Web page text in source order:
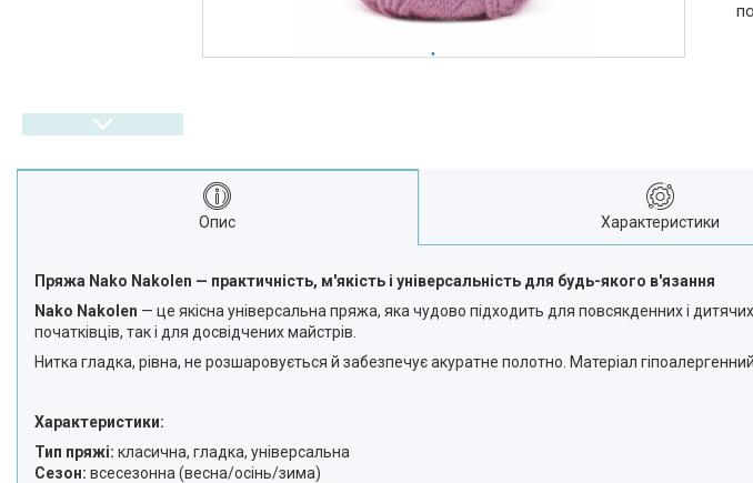
Опис Характеристики
Пряжа Nako Nakolen — практичність, м'якість і універсальність для будь-якого в'язання
Nako Nakolen — це якісна універсальна пряжа, яка чудово підходить для повсякденних і
початківців, так і для досвідчених майстрів.
Нитка гладка, рівна, не розшаровується й забезпечує акуратне полотно. Матеріал
Характеристики:
Тип пряжі: класична, гладка, універсальна
Сезон: всесезонна (весна/осінь/зима)